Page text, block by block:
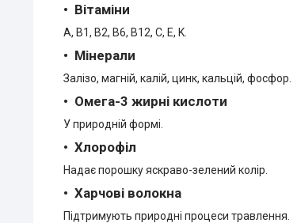
Вітаміни
A, B1, B2, B6, B12, C, E, K.
Мінерали
Залізо, магній, калій, цинк, кальцій, фосфор.
Омега-3 жирні кислоти
У природній формі.
Хлорофіл
Надає порошку яскраво-зелений колір.
Харчові волокна
Підтримують природні процеси травлення.